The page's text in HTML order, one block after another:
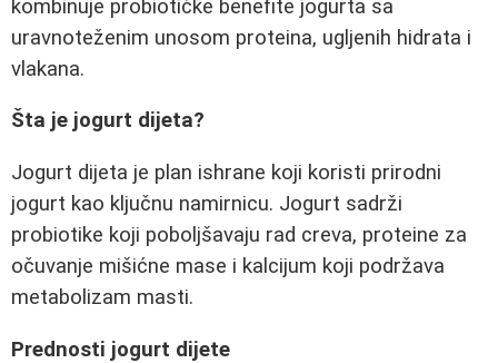
kombinuje probiotičke benefite jogurta sa
uravnoteženim unosom proteina, ugljenih hidrata i
vlakana.
Šta je jogurt dijeta?
Jogurt dijeta je plan ishrane koji koristi prirodni
jogurt kao ključnu namirnicu. Jogurt sadrži
probiotike koji poboljšavaju rad creva, proteine za
očuvanje mišićne mase i kalcijum koji podržava
metabolizam masti.
Prednosti jogurt dijete